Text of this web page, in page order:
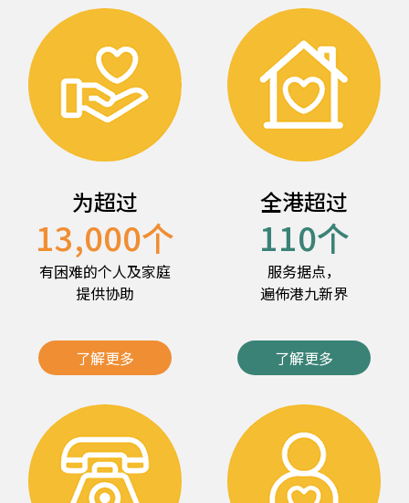
为超过
13,000个
有困难的个人及家庭
提供协助
了解更多
全港超过
110个
服务据点，
遍佈港九新界
了解更多